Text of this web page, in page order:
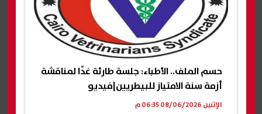
حسم الملف.. الأطباء: جلسة طارئة غدًا لمناقشة
أزمة سنة الامتياز للبيطريين|فيديو
الإثنين 08/06/2026 06:35 م